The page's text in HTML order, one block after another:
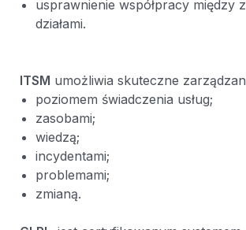
usprawnienie współpracy między
działami.
ITSM umożliwia skuteczne
poziomem świadczenia usług;
zasobami;
wiedzą;
incydentami;
problemami;
zmianą.